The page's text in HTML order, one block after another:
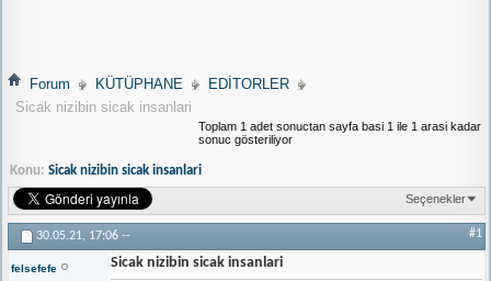
Forum KÜTÜPHANE
EDİTORLER
Sicak nizibin sicak insanlari
Toplam 1 adet sonuctan sayfa basi 1 ile 1 arasi kadar
sonuc gösteriliyor
Konu: Sicak nizibin sicak insanlari
Seçenekler
30.05.21, 17:06 -- #1
felsefefe Sicak nizibin sicak insanlari